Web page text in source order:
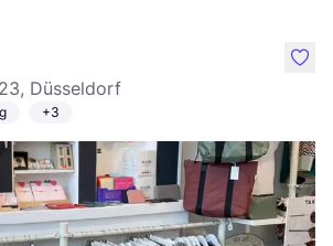
Düsseldorf
+3
like